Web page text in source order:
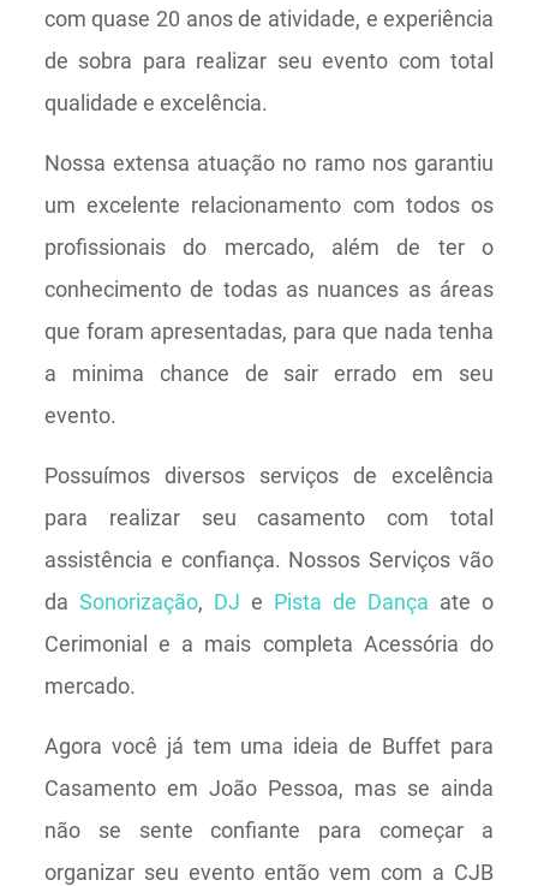
com quase 20 anos de atividade, e experiência
de sobra para realizar seu evento com total
qualidade e excelência.
Nossa extensa atuação no ramo nos garantiu
um excelente relacionamento com todos os
profissionais do mercado, além de ter o
conhecimento de todas as nuances as áreas
que foram apresentadas, para que nada tenha
a minima chance de sair errado em seu
evento.
Possuímos diversos serviços de excelência
para realizar seu casamento com total
assistência e confiança. Nossos Serviços vão
da Sonorização, DJ e Pista de Dança ate o
Cerimonial e a mais completa Acessória do
mercado.
Agora você já tem uma ideia de Buffet para
Casamento em João Pessoa, mas se ainda
não se sente confiante para começar a
organizar seu evento então vem com a CJB